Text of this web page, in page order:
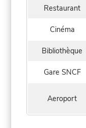
Restaurant
Cinéma
Bibliothèque
Gare SNCF
Aeroport